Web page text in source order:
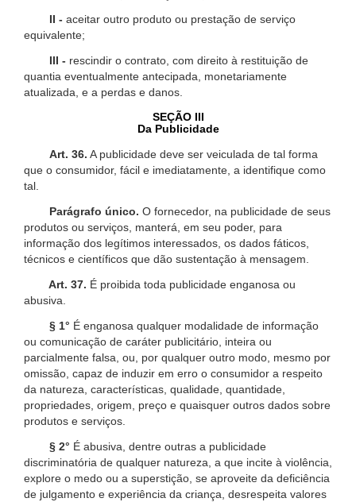
II - aceitar outro produto ou prestação de serviço
equivalente;
III - rescindir o contrato, com direito à restituição de
quantia eventualmente antecipada, monetariamente
atualizada, e a perdas e danos.
SEÇÃO III
Da Publicidade
Art. 36. A publicidade deve ser veiculada de tal forma
que o consumidor, fácil e imediatamente, a identifique como
tal.
Parágrafo único. O fornecedor, na publicidade de seus
produtos ou serviços, manterá, em seu poder, para
informação dos legítimos interessados, os dados fáticos,
técnicos e científicos que dão sustentação à mensagem.
Art. 37. É proibida toda publicidade enganosa ou
abusiva.
§ 1° É enganosa qualquer modalidade de informação
ou comunicação de caráter publicitário, inteira ou
parcialmente falsa, ou, por qualquer outro modo, mesmo por
omissão, capaz de induzir em erro o consumidor a respeito
da natureza, características, qualidade, quantidade,
propriedades, origem, preço e quaisquer outros dados sobre
produtos e serviços.
§ 2° É abusiva, dentre outras a publicidade
discriminatória de qualquer natureza, a que incite à violência,
explore o medo ou a superstição, se aproveite da deficiência
de julgamento e experiência da criança, desrespeita valores